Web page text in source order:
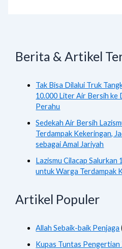
Berita & Artikel
Tak Bisa Dilalui Truk
10.000 Liter Air Bersih ke
Perahu
Sedekah Air Bersih
Terdampak Kekeringan,
sebagai Amal Jariyah
Lazismu Cilacap Salurkan
untuk Warga Terdampak
Artikel Populer
Allah Sebaik-baik Penjaga
Kupas Tuntas